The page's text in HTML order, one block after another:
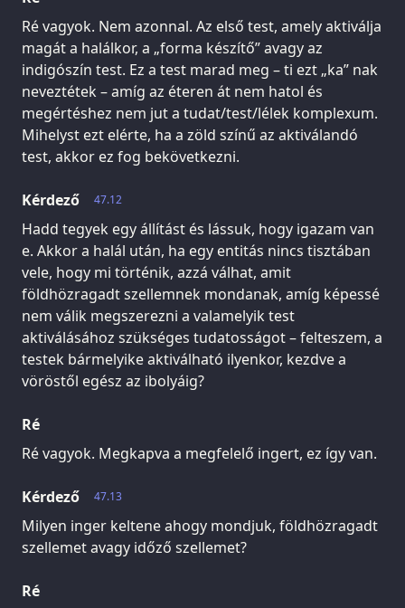
Ré vagyok. Nem azonnal. Az első test, amely aktiválja
magát a halálkor, a „forma készítő” avagy az
indigószín test. Ez a test marad meg – ti ezt „ka” nak
neveztétek – amíg az éteren át nem hatol és
megértéshez nem jut a tudat/test/lélek komplexum.
Mihelyst ezt elérte, ha a zöld színű az aktiválandó
test, akkor ez fog bekövetkezni.
47.12
Kérdező
Hadd tegyek egy állítást és lássuk, hogy igazam van
e. Akkor a halál után, ha egy entitás nincs tisztában
vele, hogy mi történik, azzá válhat, amit
földhözragadt szellemnek mondanak, amíg képessé
nem válik megszerezni a valamelyik test
aktiválásához szükséges tudatosságot – felteszem, a
testek bármelyike aktiválható ilyenkor, kezdve a
vöröstől egész az ibolyáig?
Ré
Ré vagyok. Megkapva a megfelelő ingert, ez így van.
47.13
Kérdező
Milyen inger keltene ahogy mondjuk, földhözragadt
szellemet avagy időző szellemet?
Ré